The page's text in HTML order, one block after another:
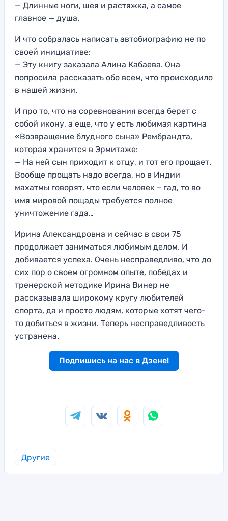
— Длинные ноги, шея и растяжка, а самое
главное — душа.
И что собралась написать автобиографию не по
своей инициативе:
— Эту книгу заказала Алина Кабаева. Она
попросила рассказать обо всем, что происходило
в нашей жизни.
И про то, что на соревнования всегда берет с
собой икону, а еще, что у есть любимая картина
«Возвращение блудного сына» Рембрандта,
которая хранится в Эрмитаже:
— На ней сын приходит к отцу, и тот его прощает.
Вообще прощать надо всегда, но в Индии
махатмы говорят, что если человек – гад, то во
имя мировой пощады требуется полное
уничтожение гада…
Ирина Александровна и сейчас в свои 75
продолжает заниматься любимым делом. И
добивается успеха. Очень несправедливо, что до
сих пор о своем огромном опыте, победах и
тренерской методике Ирина Винер не
рассказывала широкому кругу любителей
спорта, да и просто людям, которые хотят чего-
то добиться в жизни. Теперь несправедливость
устранена.
Подпишись на нас в Дзене!
Другие